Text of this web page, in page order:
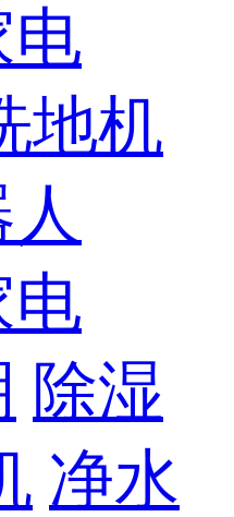
电
地机
电
除湿
净水